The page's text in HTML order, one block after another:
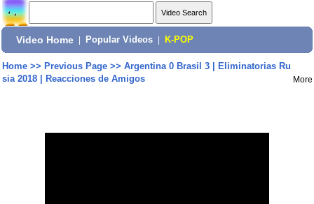
Video Home Popular Videos K-POP
Home>> Previous Page>> Argentina 0 Brasil 3 | Eliminatorias Ru
sia 2018 | Reacciones de Amigos
More